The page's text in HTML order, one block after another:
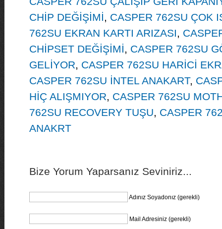
CHİP DEĞİŞİMİ, CASPER 762SU ÇOK
762SU EKRAN KARTI ARIZASI,
CHİPSET DEĞİŞİMİ, CASPER 762SU
GELİYOR, CASPER 762SU HARİCİ
CASPER 762SU İNTEL ANAKART,
HİÇ ALIŞMIYOR, CASPER 762SU
762SU RECOVERY TUŞU, CASPER
ANAKRT
Bize Yorum Yaparsanız Seviniriz...
Adınız Soyadonız (gerekli)
Mail Adresiniz (gerekli)